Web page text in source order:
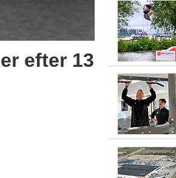
efter 13